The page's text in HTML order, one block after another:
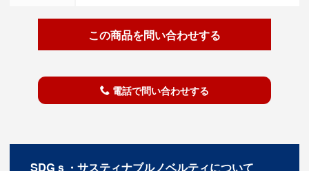
この商品を問い合わせする
電話で問い合わせする
SDGｓ・サスティナブルノベルティについて